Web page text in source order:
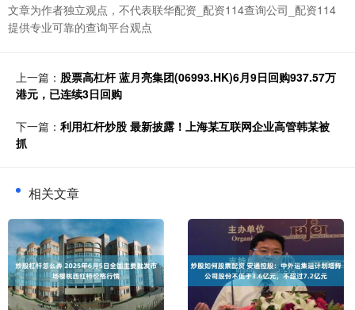
文章为作者独立观点，不代表联华配资_配资114查询公司_配资114
提供专业可靠的查询平台观点
上一篇： 股票高杠杆 蓝月亮集团(06993.HK)6月9日回购937.57万
港元，已连续3日回购
下一篇： 利用杠杆炒股 最新披露！上海某互联网企业高管韩某被
抓
相关文章